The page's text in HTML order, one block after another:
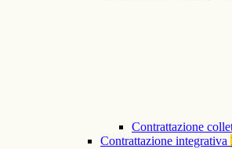
Contrattazione
Contrattazione integrativa